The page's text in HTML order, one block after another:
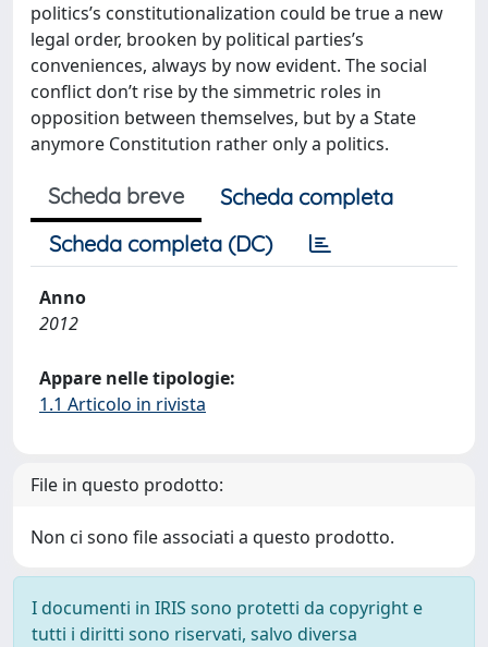
politics’s constitutionalization could be true a new
legal order, brooken by political parties’s
conveniences, always by now evident. The social
conflict don’t rise by the simmetric roles in
opposition between themselves, but by a State
anymore Constitution rather only a politics.
Scheda breve
Scheda completa
Scheda completa (DC)
Anno
2012
Appare nelle tipologie:
1.1 Articolo in rivista
File in questo prodotto:
Non ci sono file associati a questo prodotto.
I documenti in IRIS sono protetti da copyright e
tutti i diritti sono riservati, salvo diversa